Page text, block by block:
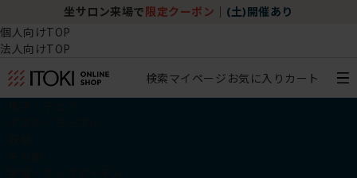
坐サロン来場で 限定クーポン (土)開催あり
個人向けTOP
法人向けTOP
検索マイページ お気に入り カート